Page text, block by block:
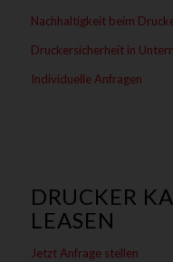
Nachhaltigkeit beim
Druckersicherheit in
Individuelle Anfragen
DRUCKER
LEASEN
Jetzt Anfrage stellen